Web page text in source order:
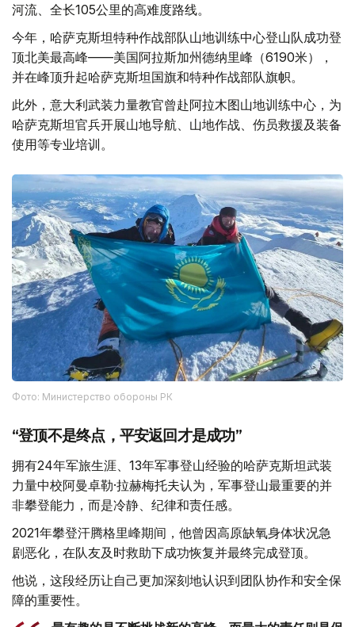
河流、全长105公里的高难度路线。
今年，哈萨克斯坦特种作战部队山地训练中心登山队成功登
顶北美最高峰——美国阿拉斯加州德纳里峰（6190米），
并在峰顶升起哈萨克斯坦国旗和特种作战部队旗帜。
此外，意大利武装力量教官曾赴阿拉木图山地训练中心，为
哈萨克斯坦官兵开展山地导航、山地作战、伤员救援及装备
使用等专业培训。
Фото: Министерство обороны РК
“登顶不是终点，平安返回才是成功”
拥有24年军旅生涯、13年军事登山经验的哈萨克斯坦武装
力量中校阿曼卓勒·拉赫梅托夫认为，军事登山最重要的并
非攀登能力，而是冷静、纪律和责任感。
2021年攀登汗腾格里峰期间，他曾因高原缺氧身体状况急
剧恶化，在队友及时救助下成功恢复并最终完成登顶。
他说，这段经历让自己更加深刻地认识到团队协作和安全保
障的重要性。